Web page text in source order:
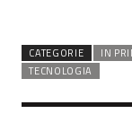
CATEGORIE IN
TECNOLOGIA